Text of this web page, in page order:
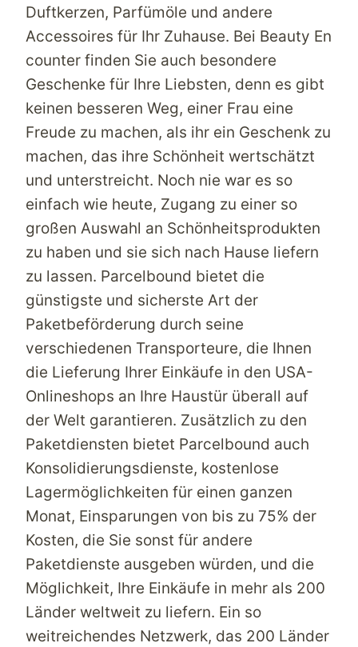
Duftkerzen, Parfümöle und andere
Accessoires für Ihr Zuhause. Bei Beauty En
counter finden Sie auch besondere
Geschenke für Ihre Liebsten, denn es gibt
keinen besseren Weg, einer Frau eine
Freude zu machen, als ihr ein Geschenk zu
machen, das ihre Schönheit wertschätzt
und unterstreicht. Noch nie war es so
einfach wie heute, Zugang zu einer so
großen Auswahl an Schönheitsprodukten
zu haben und sie sich nach Hause liefern
zu lassen. Parcelbound bietet die
günstigste und sicherste Art der
Paketbeförderung durch seine
verschiedenen Transporteure, die Ihnen
die Lieferung Ihrer Einkäufe in den USA-
Onlineshops an Ihre Haustür überall auf
der Welt garantieren. Zusätzlich zu den
Paketdiensten bietet Parcelbound auch
Konsolidierungsdienste, kostenlose
Lagermöglichkeiten für einen ganzen
Monat, Einsparungen von bis zu 75% der
Kosten, die Sie sonst für andere
Paketdienste ausgeben würden, und die
Möglichkeit, Ihre Einkäufe in mehr als 200
Länder weltweit zu liefern. Ein so
weitreichendes Netzwerk, das 200 Länder